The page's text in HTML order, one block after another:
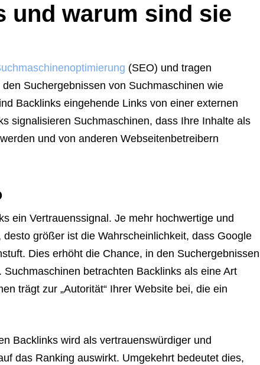
und warum sind sie
(SEO) und tragen
Suchergebnissen von Suchmaschinen wie
Backlinks eingehende Links von einer externen
signalisieren Suchmaschinen, dass Ihre Inhalte als
und von anderen Webseitenbetreibern
ein Vertrauenssignal. Je mehr hochwertige und
größer ist die Wahrscheinlichkeit, dass Google
Dies erhöht die Chance, in den Suchergebnissen
betrachten Backlinks als eine Art
trägt zur „Autorität“ Ihrer Website bei, die ein
Backlinks wird als vertrauenswürdiger und
das Ranking auswirkt. Umgekehrt bedeutet dies,